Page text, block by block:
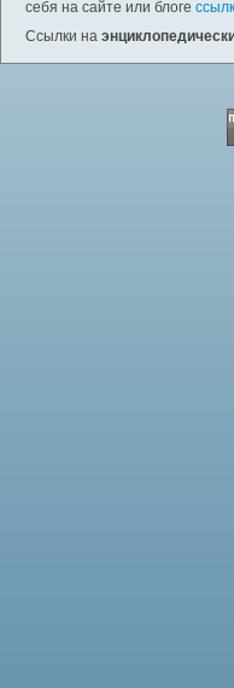
себя на сайте или блоге
Ссылки на